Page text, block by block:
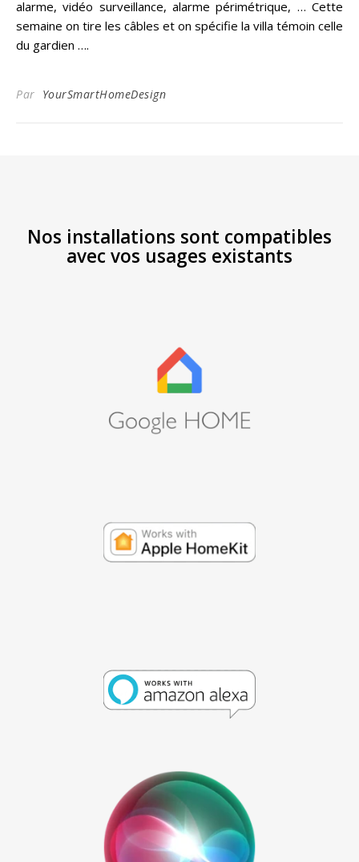
alarme, vidéo surveillance, alarme périmétrique, … Cette
semaine on tire les câbles et on spécifie la villa témoin celle
du gardien ….
Par YourSmartHomeDesign
Nos installations sont compatibles
avec vos usages existants